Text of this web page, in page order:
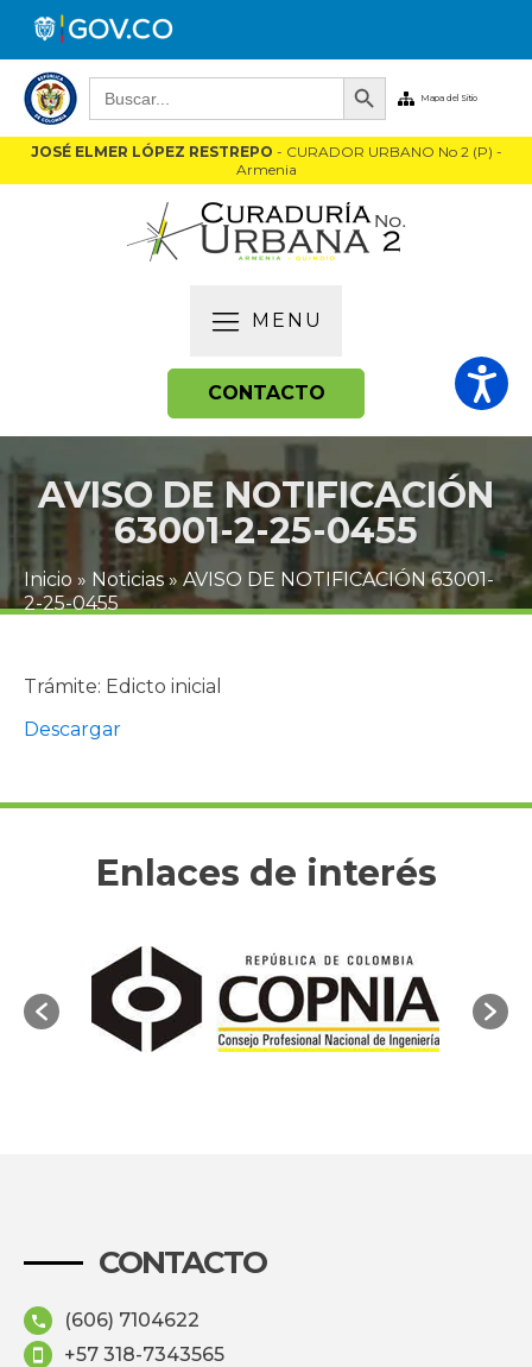
Buscar: Botón de búsqueda
Mapa del Sitio
JOSÉ ELMER LÓPEZ RESTREPO - CURADOR URBANO No 2 (P) -
Armenia
MENU
CONTACTO
AVISO DE NOTIFICACIÓN
63001-2-25-0455
Inicio » Noticias » AVISO DE NOTIFICACIÓN 63001-
2-25-0455
Trámite: Edicto inicial
Descargar
Enlaces de interés
CONTACTO
(606) 7104622
+57 318-7343565